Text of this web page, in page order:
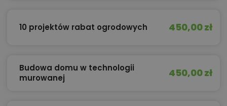
10 projektów rabat ogrodowych 450,00 zł
Budowa domu w technologii
murowanej
450,00 zł